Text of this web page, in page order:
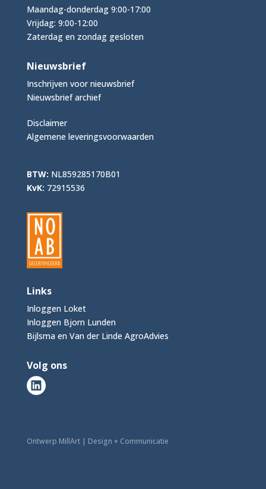
Maandag-donderdag 9:00-17:00
Vrijdag: 9:00-12:00
Zaterdag en zondag gesloten
Nieuwsbrief
Inschrijven voor nieuwsbrief
Nieuwsbrief archief
Disclaimer
Algemene leveringsvoorwaarden
BTW: NL859285170B01
KvK: 72915536
Links
Inloggen Loket
Inloggen Bjorn Lunden
Bijlsma en Van der Linde AgroAdvies
Volg ons
Ontwerp MillArt | Design + Communicatie